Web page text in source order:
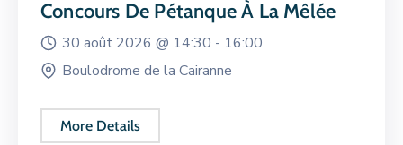
Concours De Pétanque À La Mêlée
30 août 2026 @ 14:30 - 16:00
Boulodrome de la Cairanne
More Details